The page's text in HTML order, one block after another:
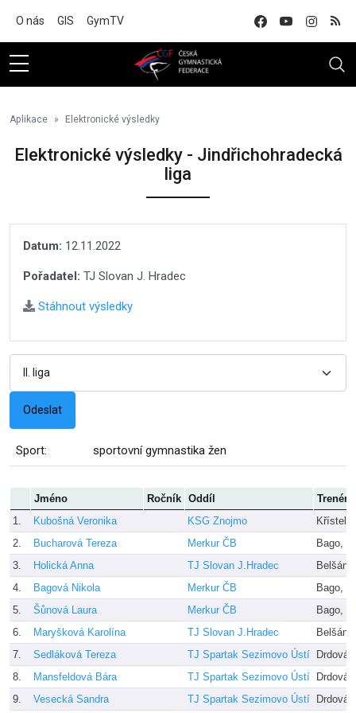
O nás GIS GymTV
Aplikace Elektronické výsledky
Elektronické výsledky - Jindřichohradecká
liga
Datum: 12.11.2022
Pořadatel: TJ Slovan J. Hradec
Stáhnout výsledky
Sport: sportovní gymnastika žen
Jméno Ročník Oddíl
Trenér
1.
Kubošná Veronika KSG Znojmo
2.
Bucharová Tereza Merkur ČB
Bago,
3.
Holická Anna TJ Slovan J.Hradec
4.
Bagová Nikola Merkur ČB
Bago,
5.
Šůnová Laura Merkur ČB
Bago,
6.
Maryšková Karolína TJ Slovan J.Hradec
7.
Sedláková Tereza TJ Spartak Sezimovo Ústí
Drdová,
8.
Mansfeldová Bára TJ Spartak Sezimovo Ústí
Drdová,
9.
Vesecká Sandra TJ Spartak Sezimovo Ústí
Drdová,